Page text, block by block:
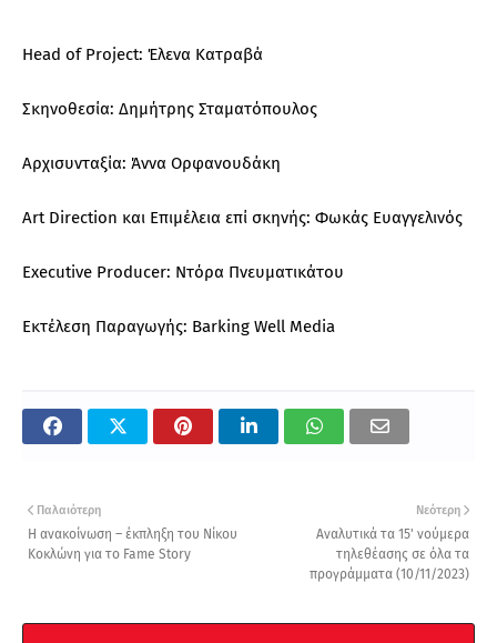
Head of Project: Έλενα Κατραβά
Σκηνοθεσία: Δημήτρης Σταματόπουλος
Αρχισυνταξία: Άννα Ορφανουδάκη
Art Direction και Επιμέλεια επί σκηνής: Φωκάς Ευαγγελινός
Executive Producer: Ντόρα Πνευματικάτου
Εκτέλεση Παραγωγής: Barking Well Media
Νεότερη
Αναλυτικά τα 15' νούμερα
τηλεθέασης σε όλα τα
προγράμματα (10/11/2023)
Παλαιότερη
Η ανακοίνωση – έκπληξη του Νίκου
Κοκλώνη για το Fame Story